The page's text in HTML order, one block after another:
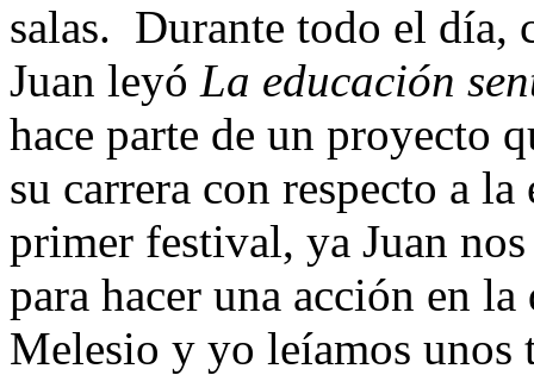
salas. Durante todo el día,
Juan leyó La educación
hace parte de un proyecto
su carrera con respecto a
primer festival, ya Juan
para hacer una acción en
Melesio y yo leíamos unos